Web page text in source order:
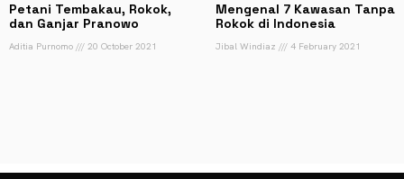
Petani Tembakau, Rokok,
dan Ganjar Pranowo
Aditia Purnomo 20 October 2021
Mengenal 7 Kawasan Tanpa
Rokok di Indonesia
Jibal Windiaz 4 February 2021